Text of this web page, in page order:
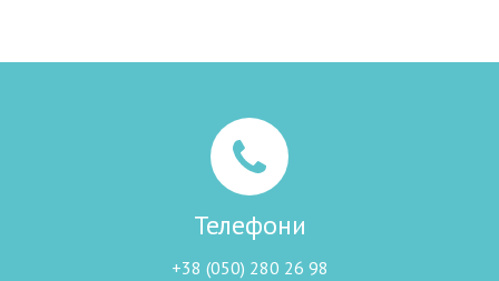
Телефони
+38 (050) 280 26 98